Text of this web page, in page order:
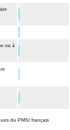
ou à
du PMSI français